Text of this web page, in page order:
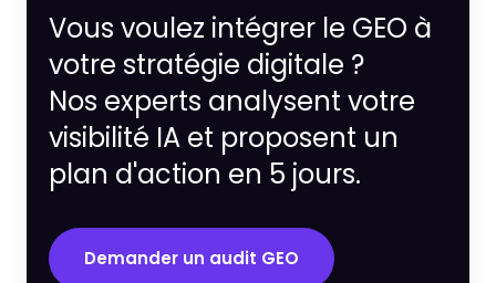
Vous voulez intégrer le GEO à
votre stratégie digitale ?
Nos experts analysent votre
visibilité IA et proposent un
plan d'action en 5 jours.
Demander un audit GEO